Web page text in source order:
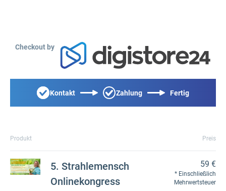
Checkout by
Kontakt Zahlung Fertig
Produkt Preis
5. Strahlemensch
Onlinekongress
59 €
Einschließlich
Mehrwertsteuer